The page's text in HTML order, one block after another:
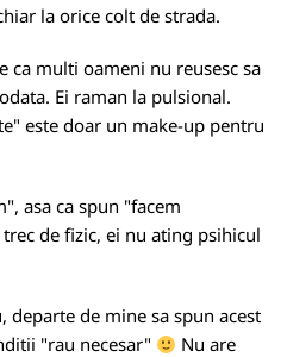
la orice colt de strada.
ca multi oameni nu reusesc sa
Ei raman la pulsional.
este doar un make-up pentru
asa ca spun "facem
de fizic, ei nu ating psihicul
departe de mine sa spun acest
"rau necesar"
Nu are